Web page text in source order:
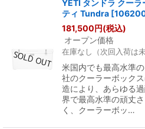
YETI タンドラ クー
ティ Tundra [
181,500円(税込)
オープン価格
在庫なし（次回入荷は未
米国内でも最高水準
社のクーラーボック
造により、あらゆる
界で最高水準の頑丈
く、クーラーボッ…